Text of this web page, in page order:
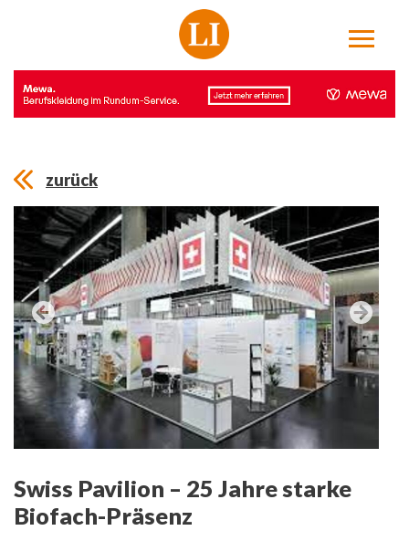
zurück
Swiss Pavilion – 25 Jahre starke
Biofach-Präsenz